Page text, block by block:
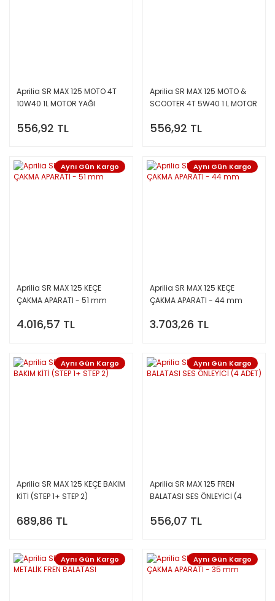
Aprilia SR MAX 125 MOTO 4T
10W40 1L MOTOR YAĞI
556,92 TL
Aprilia SR MAX 125 MOTO &
SCOOTER 4T 5W40 1 L MOTOR
556,92 TL
Aynı Gün Kargo
Aprilia SR MAX 125 KEÇE
ÇAKMA APARATI - 51 mm
4.016,57 TL
Aynı Gün Kargo
Aprilia SR MAX 125 KEÇE
ÇAKMA APARATI - 44 mm
3.703,26 TL
Aynı Gün Kargo
Aprilia SR MAX 125 KEÇE BAKIM
KİTİ (STEP 1+ STEP 2)
689,86 TL
Aynı Gün Kargo
Aprilia SR MAX 125 FREN
BALATASI SES ÖNLEYİCİ (4
556,07 TL
Aynı Gün Kargo Aynı Gün Kargo